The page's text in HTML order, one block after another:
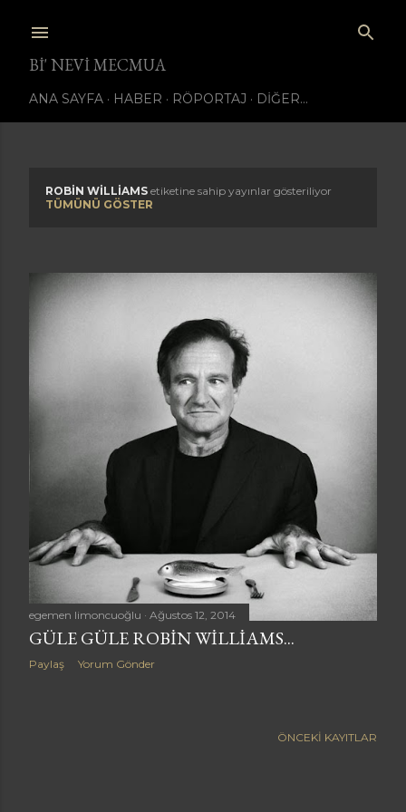
BI' NEVI MECMUA
ANA SAYFA HABER RÖPORTAJ DIĞER…
K
y
ı
t
l
a
r
ROBIN WILLIAMS etiketine sahip yayınlar gösteriliyor
TÜMÜNÜ GÖSTER
egemen limoncuoğlu Ağustos 12, 2014
GÜLE GÜLE ROBIN WILLIAMS...
Paylaş Yorum Gönder
ÖNCEKI KAYITLAR